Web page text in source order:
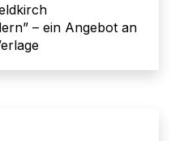
– ein Angebot an